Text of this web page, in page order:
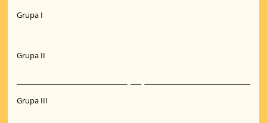
Grupa I
Grupa II
1
Grupa III